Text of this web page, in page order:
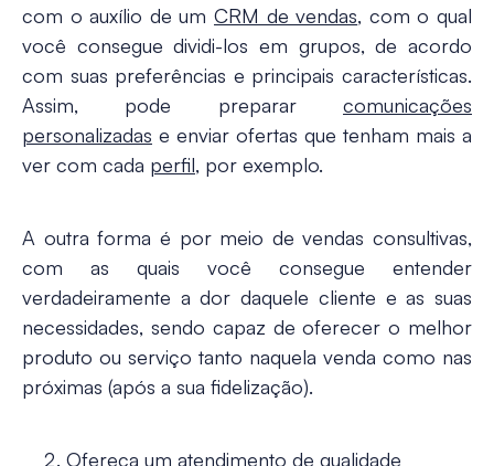
com o auxílio de um CRM de vendas, com o qual
você consegue dividi-los em grupos, de acordo
com suas preferências e principais características.
Assim, pode preparar comunicações
personalizadas e enviar ofertas que tenham mais a
ver com cada perfil, por exemplo.
A outra forma é por meio de vendas consultivas,
com as quais você consegue entender
verdadeiramente a dor daquele cliente e as suas
necessidades, sendo capaz de oferecer o melhor
produto ou serviço tanto naquela venda como nas
próximas (após a sua fidelização).
Ofereça um atendimento de qualidade